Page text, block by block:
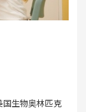
生物奥林匹克